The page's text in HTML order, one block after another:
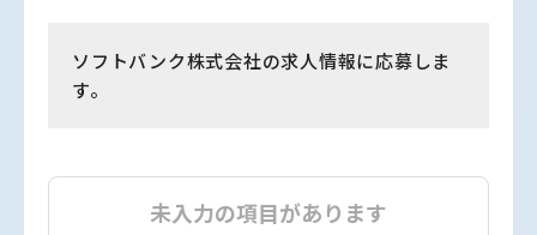
ソフトバンク株式会社の求人情報に応募しま
す。
未入力の項目があります